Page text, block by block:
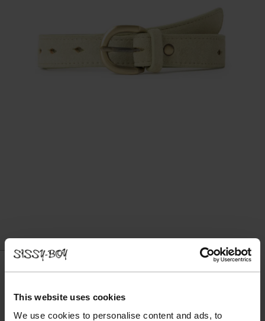
This website uses cookies
We use cookies to personalise content and ads, to
Lichtgele suède riem